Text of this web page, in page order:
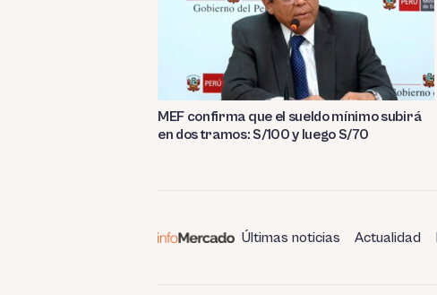
MEF confirma que el sueldo mínimo subirá
en dos tramos: S/100 y luego S/70
Últimas noticias Actualidad